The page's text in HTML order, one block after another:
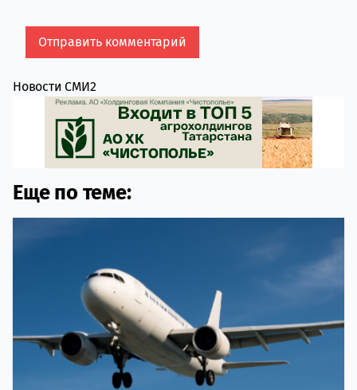
Новости СМИ2
Еще по теме: